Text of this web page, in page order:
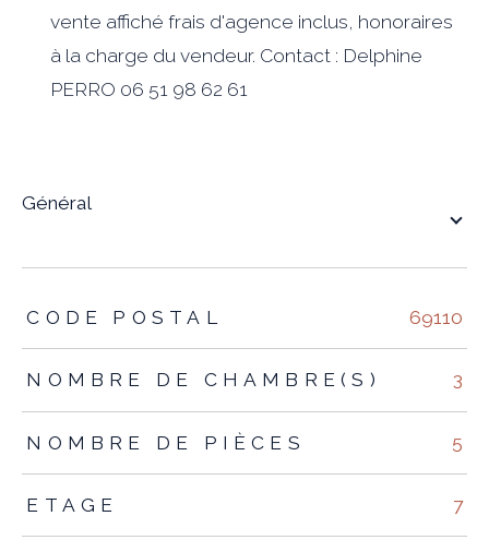
vente affiché frais d'agence inclus, honoraires
à la charge du vendeur. Contact : Delphine
PERRO 06 51 98 62 61
général
TRAD_ZEPHYR_Caracteristique TRAD_ZEPHYR_Valeurs
CODE POSTAL 69110
NOMBRE DE CHAMBRE(S) 3
NOMBRE DE PIÈCES 5
ETAGE 7